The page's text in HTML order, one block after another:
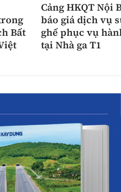
Bất
Cảng HKQT Nội
báo giá dịch vụ
ghế phục vụ
tại Nhà ga T1